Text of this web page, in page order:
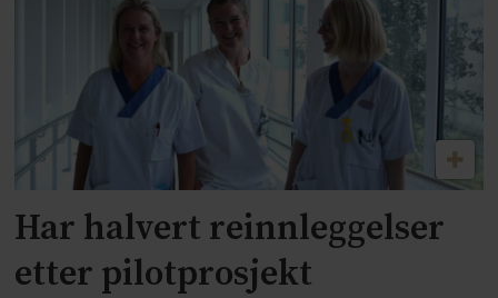
Har halvert reinnleggelser
etter pilotprosjekt